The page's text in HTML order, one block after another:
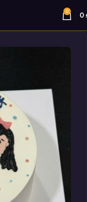
0 0